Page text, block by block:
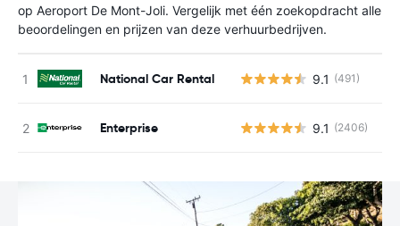
op Aeroport De Mont-Joli. Vergelijk met één zoekopdracht alle
beoordelingen en prijzen van deze verhuurbedrijven.
National Car Rental 9.1 (491)
Enterprise 9.1 (2406)